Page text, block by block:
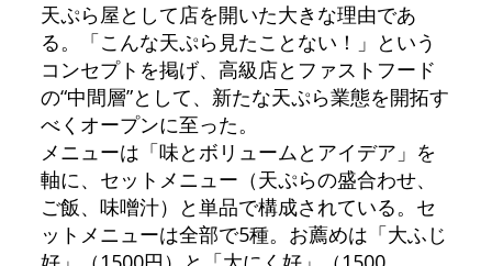
天ぷら屋として店を開いた大きな理由であ
る。「こんな天ぷら見たことない！」という
コンセプトを掲げ、高級店とファストフード
の“中間層”として、新たな天ぷら業態を開拓す
べくオープンに至った。
メニューは「味とボリュームとアイデア」を
軸に、セットメニュー（天ぷらの盛合わせ、
ご飯、味噌汁）と単品で構成されている。セ
ットメニューは全部で5種。お薦めは「大ふじ